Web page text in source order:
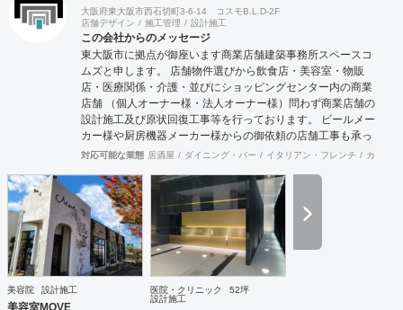
大阪府東大阪市西石切町3-6-14 コスモB.L.D-2F
店舗デザイン
施工管理 設計施工
この会社からのメッセージ
東大阪市に拠点が御座います商業店舗建築事務所スペースコ
ムズと申します。 店舗物件選びから飲食店・美容室・物販
店・医療関係・介護・並びにショッピングセンター内の商業
店舗 （個人オーナー様・法人オーナー様）問わず商業店舗の
設計施工及び原状回復工事等を行っております。 ビールメー
カー様や厨房機器メーカー様からの御依頼の店舗工事も承っ
ております。 御予算及び動線・デザインをトータルに最良の
タルにサポート致しますので一度御見積りさせて頂ければ幸
いです。 施工例に付きましては当社ホームページを拝見して
頂ければ御確認出来ますので！宜しくお願いします。
対応可能な業態 居酒屋 ダイニング・バー イタリアン・フレンチ カフェ
美容院 設計施工
美容室MOVE
医院・クリニック
52坪
設計施工